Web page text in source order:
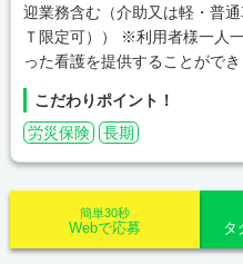
迎業務含む（介助又は軽・普
Ｔ限定可）） ※利用者様一人
った看護を提供することができ
こだわりポイント！
労災保険
長期
タ
簡単30秒
Webで応募